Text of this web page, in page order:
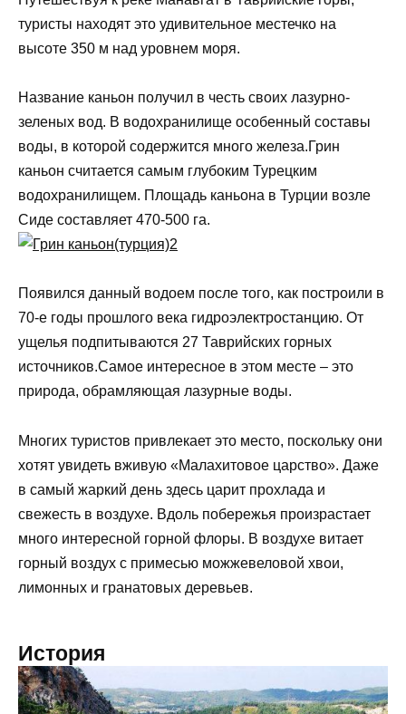
туристы находят это удивительное местечко на
высоте 350 м над уровнем моря.
Название каньон получил в честь своих лазурно-
зеленых вод. В водохранилище особенный составы
воды, в которой содержится много железа.Грин
каньон считается самым глубоким Турецким
водохранилищем. Площадь каньона в Турции возле
Сиде составляет 470-500 га.
Появился данный водоем после того, как построили в
70-е годы прошлого века гидроэлектростанцию. От
ущелья подпитываются 27 Таврийских горных
источников.Самое интересное в этом месте – это
природа, обрамляющая лазурные воды.
Многих туристов привлекает это место, поскольку они
хотят увидеть вживую «Малахитовое царство». Даже
в самый жаркий день здесь царит прохлада и
свежесть в воздухе. Вдоль побережья произрастает
много интересной горной флоры. В воздухе витает
горный воздух с примесью можжевеловой хвои,
лимонных и гранатовых деревьев.
История